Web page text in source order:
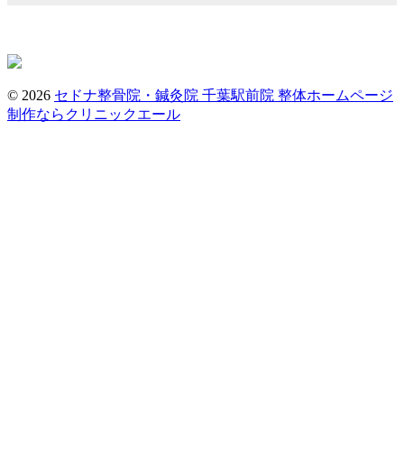
© 2026 セドナ整骨院・鍼灸院 千葉駅前院 整体ホームページ
制作ならクリニックエール